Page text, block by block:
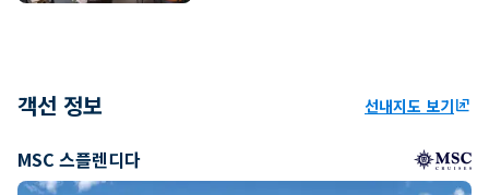
객선 정보 선내지도 보기ungroup
MSC 스플렌디다